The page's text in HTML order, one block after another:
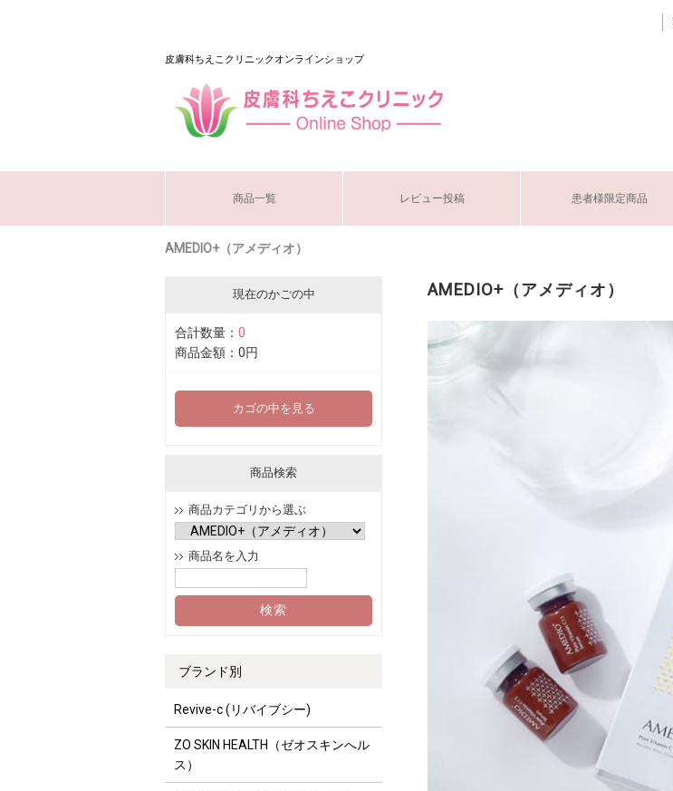
皮膚科ちえこクリニックオンラインショップ
商品一覧 レビュー投稿 患者様限定商品
AMEDIO+（アメディオ）
現在のかごの中
合計数量： 0
商品金額： 0円
カゴの中を見る
商品検索
商品カテゴリから選ぶ
商品名を入力
ブランド別
Revive-c (リバイブシー)
ZO SKIN HEALTH（ゼオスキンへル
ス）
AMEDIO+（アメディオ）